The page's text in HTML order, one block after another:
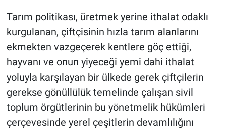
Tarım politikası, üretmek yerine ithalat odaklı
kurgulanan, çiftçisinin hızla tarım alanlarını
ekmekten vazgeçerek kentlere göç ettiği,
hayvanı ve onun yiyeceği yemi dahi ithalat
yoluyla karşılayan bir ülkede gerek çiftçilerin
gerekse gönüllülük temelinde çalışan sivil
toplum örgütlerinin bu yönetmelik hükümleri
çerçevesinde yerel çeşitlerin devamlılığını